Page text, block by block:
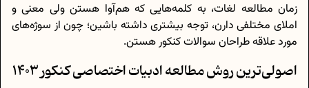
زمان مطالعه لغات، به کلمه‌هایی که هم‌آوا هستن ولی معنی و
املای مختلفی دارن، توجه بیشتری داشته باشین؛ چون از سوژه‌های
مورد علاقه طراحان سوالات کنکور هستن.
اصولی‌ترین روش مطالعه ادبیات اختصاصی کنکور 1403